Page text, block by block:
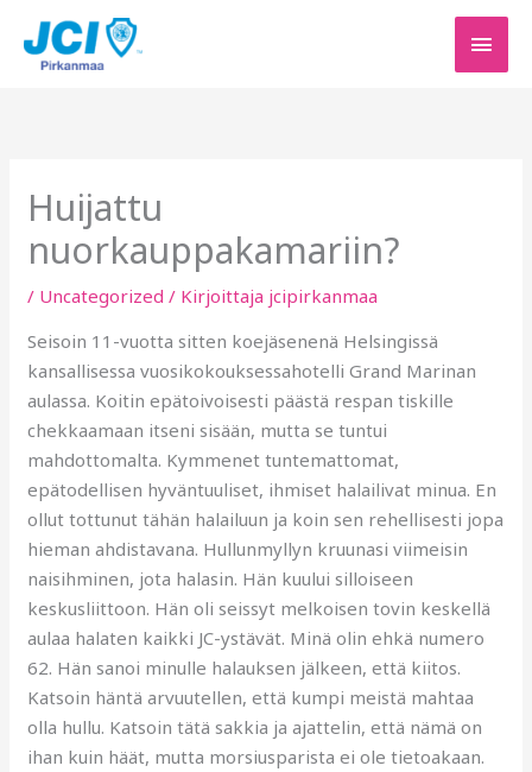
sisältöön
Huijattu
nuorkauppakamariin?
/ Uncategorized / Kirjoittaja jcipirkanmaa
Seisoin 11-vuotta sitten koejäsenenä Helsingissä
kansallisessa vuosikokouksessahotelli Grand Marinan
aulassa. Koitin epätoivoisesti päästä respan tiskille
chekkaamaan itseni sisään, mutta se tuntui
mahdottomalta. Kymmenet tuntemattomat,
epätodellisen hyväntuuliset, ihmiset halailivat minua. En
ollut tottunut tähän halailuun ja koin sen rehellisesti jopa
hieman ahdistavana. Hullunmyllyn kruunasi viimeisin
naisihminen, jota halasin. Hän kuului silloiseen
keskusliittoon. Hän oli seissyt melkoisen tovin keskellä
aulaa halaten kaikki JC-ystävät. Minä olin ehkä numero
62. Hän sanoi minulle halauksen jälkeen, että kiitos.
Katsoin häntä arvuutellen, että kumpi meistä mahtaa
olla hullu. Katsoin tätä sakkia ja ajattelin, että nämä on
ihan kuin häät, mutta morsiusparista ei ole tietoakaan.